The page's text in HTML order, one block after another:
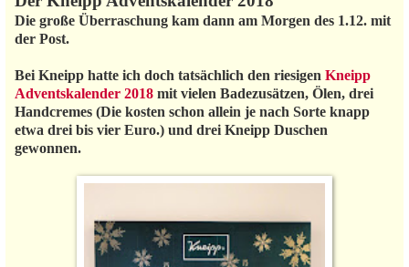
Die große Überraschung kam dann am Morgen des 1.12. mit
der Post.
Bei Kneipp hatte ich doch tatsächlich den riesigen Kneipp
Adventskalender 2018 mit vielen Badezusätzen, Ölen, drei
Handcremes (Die kosten schon allein je nach Sorte knapp
etwa drei bis vier Euro.) und drei Kneipp Duschen
gewonnen.